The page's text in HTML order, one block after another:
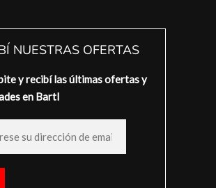
NUESTRAS OFERTAS
y recibí las últimas ofertas y
en Bartl